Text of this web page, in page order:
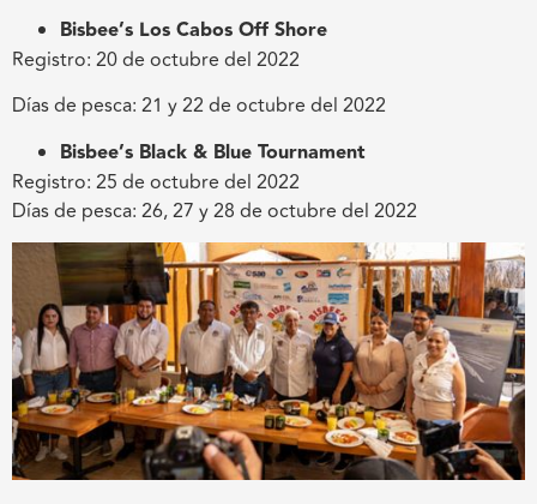
Bisbee’s Los Cabos Off Shore
Registro: 20 de octubre del 2022
Días de pesca: 21 y 22 de octubre del 2022
Bisbee’s Black & Blue Tournament
Registro: 25 de octubre del 2022
Días de pesca: 26, 27 y 28 de octubre del 2022